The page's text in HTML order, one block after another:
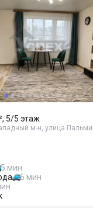
5/5 этаж
м-н, улица
5 мин
6 мин